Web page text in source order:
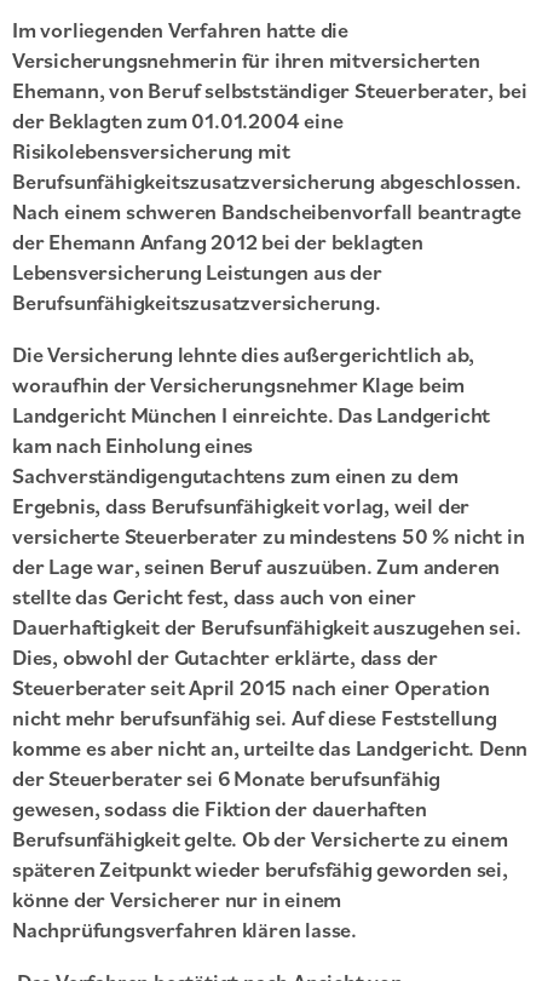
Im vorliegenden Verfahren hatte die
Versicherungsnehmerin für ihren mitversicherten
Ehemann, von Beruf selbstständiger Steuerberater, bei
der Beklagten zum 01.01.2004 eine
Risikolebensversicherung mit
Berufsunfähigkeitszusatzversicherung abgeschlossen.
Nach einem schweren Bandscheibenvorfall beantragte
der Ehemann Anfang 2012 bei der beklagten
Lebensversicherung Leistungen aus der
Berufsunfähigkeitszusatzversicherung.
Die Versicherung lehnte dies außergerichtlich ab,
woraufhin der Versicherungsnehmer Klage beim
Landgericht München I einreichte. Das Landgericht
kam nach Einholung eines
Sachverständigengutachtens zum einen zu dem
Ergebnis, dass Berufsunfähigkeit vorlag, weil der
versicherte Steuerberater zu mindestens 50 % nicht in
der Lage war, seinen Beruf auszuüben. Zum anderen
stellte das Gericht fest, dass auch von einer
Dauerhaftigkeit der Berufsunfähigkeit auszugehen sei.
Dies, obwohl der Gutachter erklärte, dass der
Steuerberater seit April 2015 nach einer Operation
nicht mehr berufsunfähig sei. Auf diese Feststellung
komme es aber nicht an, urteilte das Landgericht. Denn
der Steuerberater sei 6 Monate berufsunfähig
gewesen, sodass die Fiktion der dauerhaften
Berufsunfähigkeit gelte. Ob der Versicherte zu einem
späteren Zeitpunkt wieder berufsfähig geworden sei,
könne der Versicherer nur in einem
Nachprüfungsverfahren klären lasse.